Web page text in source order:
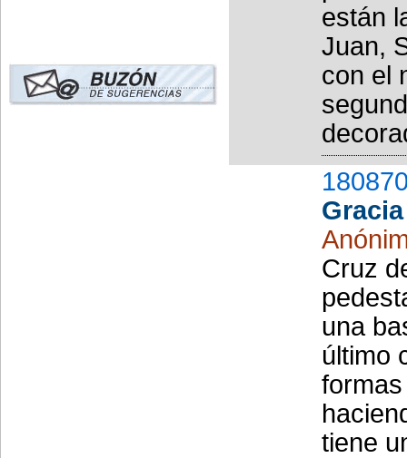
están
Juan,
con el
Gracia
Cruz
una
último
tiene